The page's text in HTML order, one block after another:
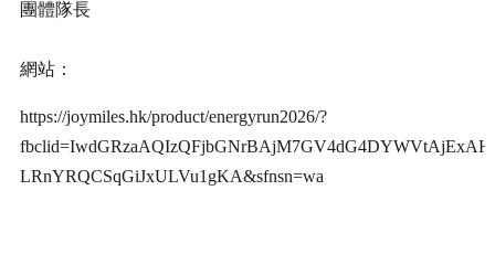
團體隊長
網站：
https://joymiles.hk/product/energyrun2026/?
LRnYRQCSqGiJxULVu1gKA&sfnsn=wa